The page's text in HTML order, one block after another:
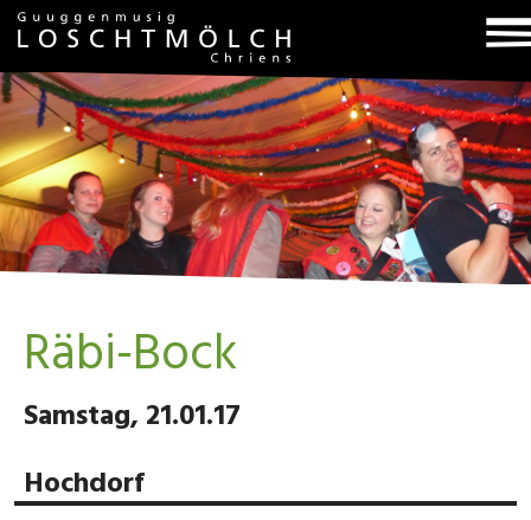
Räbi-Bock
Samstag, 21.01.17
Hochdorf